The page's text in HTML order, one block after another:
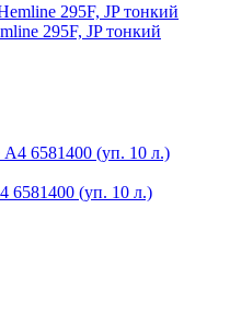
295F, JP тонкий
6581400 (уп. 10 л.)